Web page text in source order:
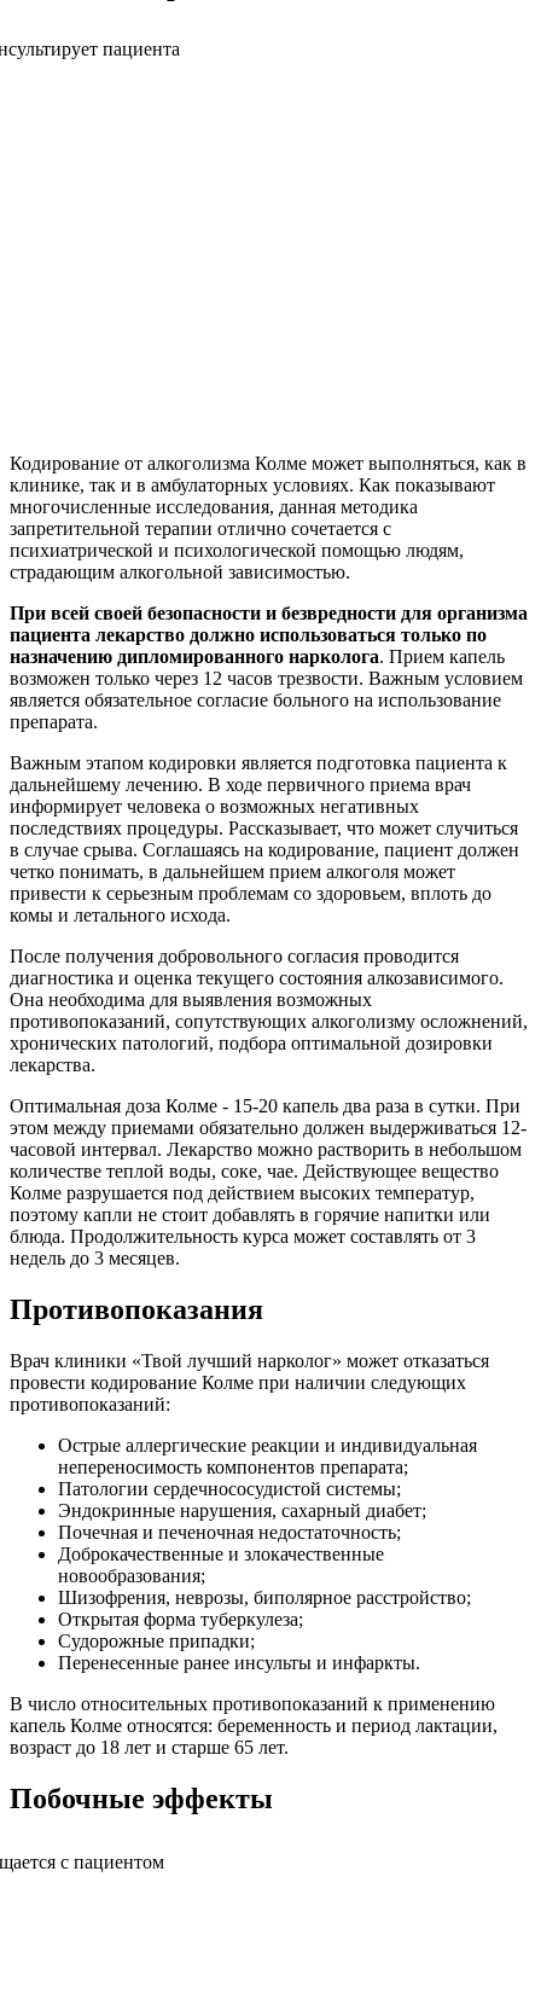
Кодирование от алкоголизма Колме может выполняться, как в
клинике, так и в амбулаторных условиях. Как показывают
многочисленные исследования, данная методика
запретительной терапии отлично сочетается с
психиатрической и психологической помощью людям,
страдающим алкогольной зависимостью.
При всей своей безопасности и безвредности для организма
пациента лекарство должно использоваться только по
назначению дипломированного нарколога. Прием капель
возможен только через 12 часов трезвости. Важным условием
является обязательное согласие больного на использование
препарата.
Важным этапом кодировки является подготовка пациента к
дальнейшему лечению. В ходе первичного приема врач
информирует человека о возможных негативных
последствиях процедуры. Рассказывает, что может случиться
в случае срыва. Соглашаясь на кодирование, пациент должен
четко понимать, в дальнейшем прием алкоголя может
привести к серьезным проблемам со здоровьем, вплоть до
комы и летального исхода.
После получения добровольного согласия проводится
диагностика и оценка текущего состояния алкозависимого.
Она необходима для выявления возможных
противопоказаний, сопутствующих алкоголизму осложнений,
хронических патологий, подбора оптимальной дозировки
лекарства.
Оптимальная доза Колме - 15-20 капель два раза в сутки. При
этом между приемами обязательно должен выдерживаться 12-
часовой интервал. Лекарство можно растворить в небольшом
количестве теплой воды, соке, чае. Действующее вещество
Колме разрушается под действием высоких температур,
поэтому капли не стоит добавлять в горячие напитки или
блюда. Продолжительность курса может составлять от 3
недель до 3 месяцев.
Противопоказания
Врач клиники «Твой лучший нарколог» может отказаться
провести кодирование Колме при наличии следующих
противопоказаний:
Острые аллергические реакции и индивидуальная
непереносимость компонентов препарата;
Патологии сердечнососудистой системы;
Эндокринные нарушения, сахарный диабет;
Почечная и печеночная недостаточность;
Доброкачественные и злокачественные
новообразования;
Шизофрения, неврозы, биполярное расстройство;
Открытая форма туберкулеза;
Судорожные припадки;
Перенесенные ранее инсульты и инфаркты.
В число относительных противопоказаний к применению
капель Колме относятся: беременность и период лактации,
возраст до 18 лет и старше 65 лет.
Побочные эффекты